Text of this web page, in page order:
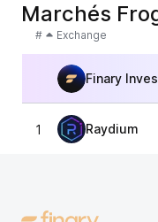
Marchés
# Exchange
Finary
1 Raydium